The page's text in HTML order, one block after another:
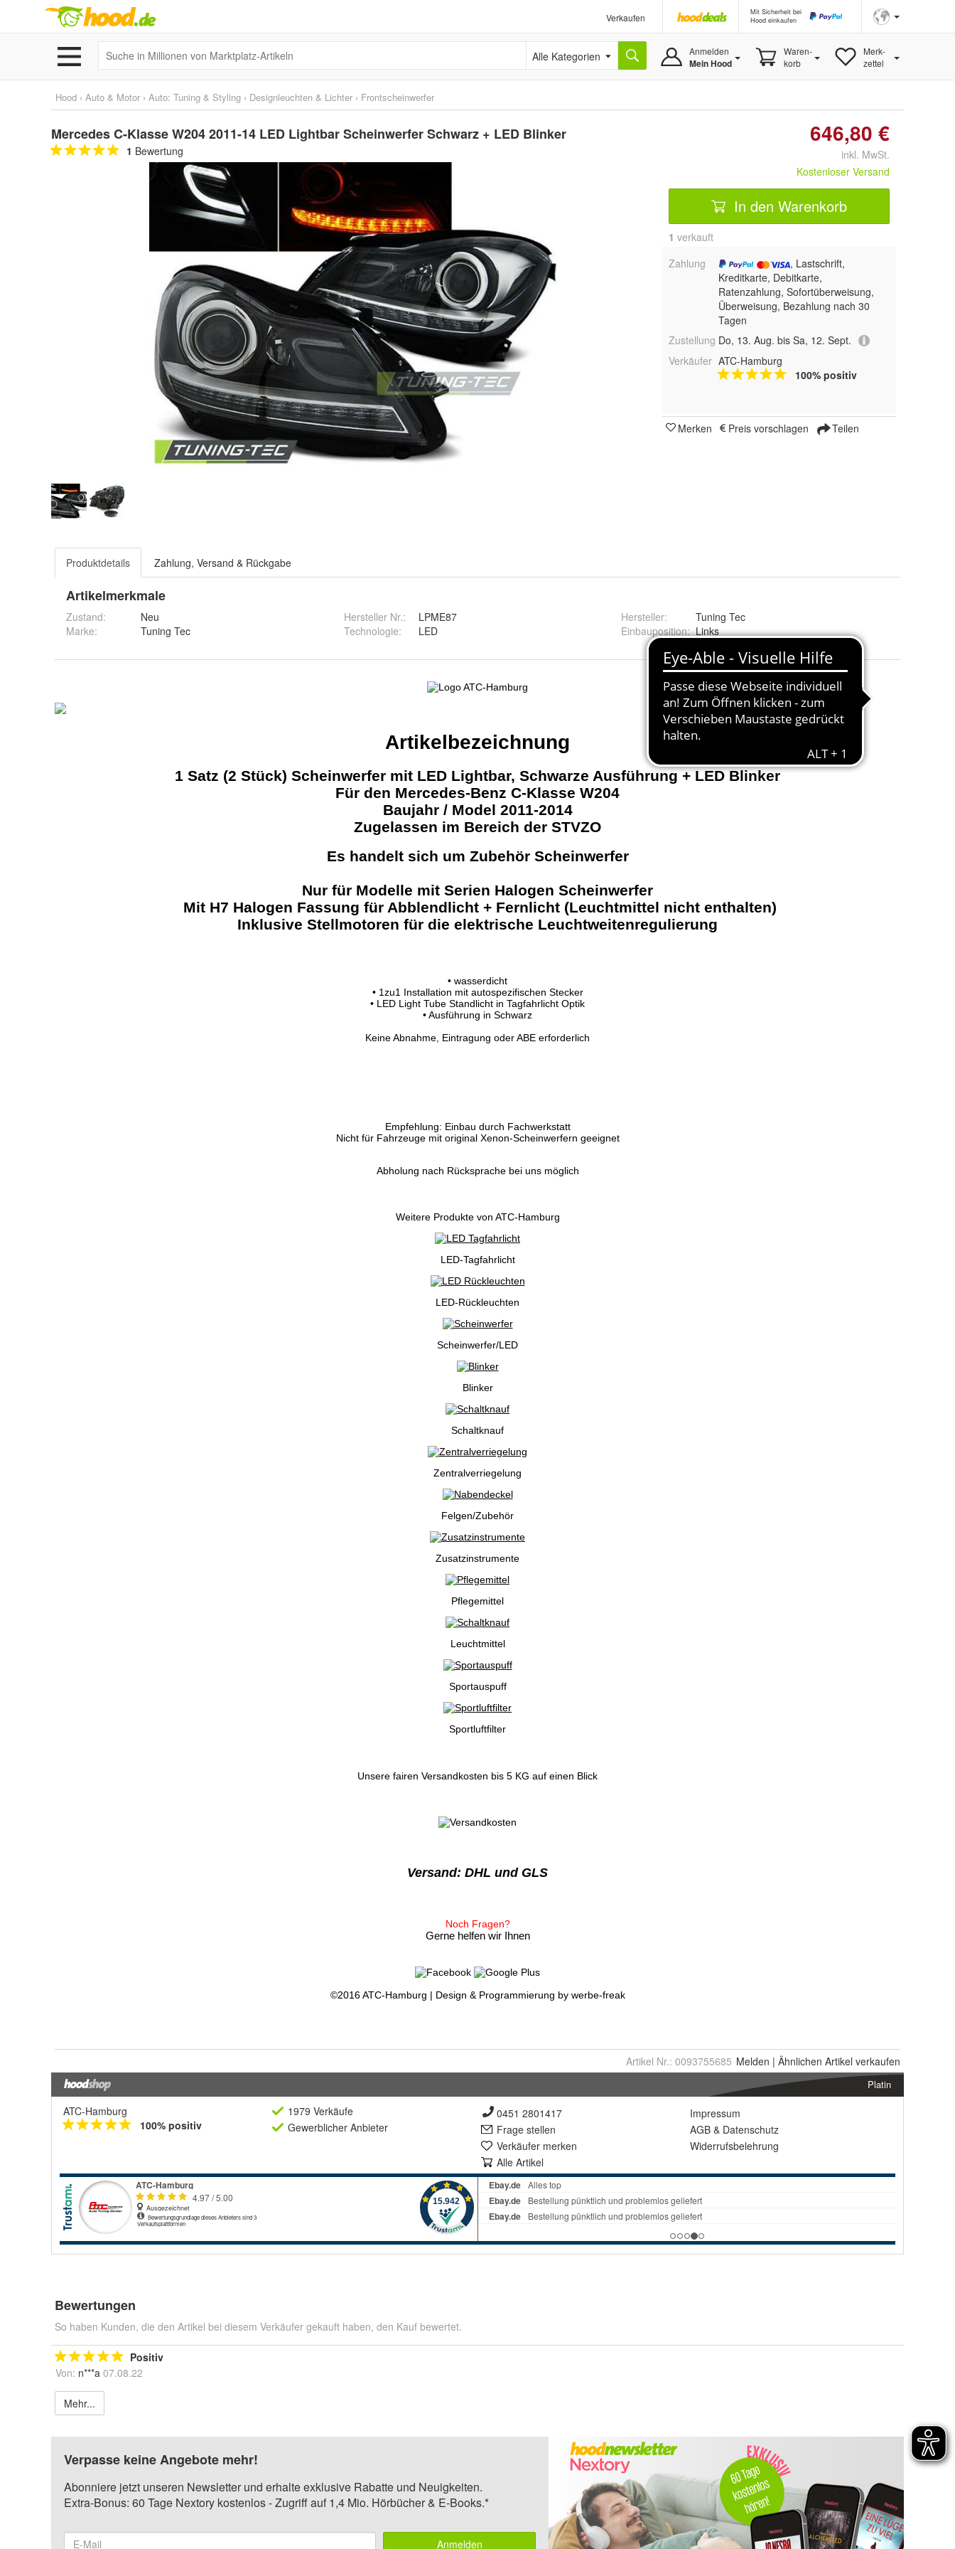
Verkaufen
Mit Sicherheit bei
Hood einkaufen
Alle Kategorien Anmelden
Mein Hood
Waren-
korb
Merk-
zettel
Hood › Auto & Motor › Auto: Tuning & Styling › Designleuchten & Lichter › Frontscheinwerfer
Mercedes C-Klasse W204 2011-14 LED Lightbar Scheinwerfer Schwarz + LED Blinker
1 Bewertung
646,80 €
inkl. MwSt.
Kostenloser Versand
In den Warenkorb
1 verkauft
Zahlung
, Lastschrift,
Kreditkarte, Debitkarte,
Ratenzahlung, Sofortüberweisung,
Überweisung, Bezahlung nach 30
Tagen
Zustellung Do, 13. Aug. bis Sa, 12. Sept.
Verkäufer ATC-Hamburg
100% positiv
Merken Preis vorschlagen Teilen
Produktdetails Zahlung, Versand & Rückgabe
Artikelmerkmale
Zustand:
Neu
Marke:
Tuning Tec
Hersteller Nr.:
LPME87
Technologie: LED
Hersteller:
Tuning Tec
Einbauposition: Links
Artikel Nr.: 0093755685 Melden | Ähnlichen Artikel verkaufen
Platin
ATC-Hamburg
100% positiv
1979 Verkäufe
Gewerblicher Anbieter
0451 2801417
Frage stellen
Verkäufer merken
Alle Artikel
Impressum
AGB & Datenschutz
Widerrufsbelehrung
Bewertungen
So haben Kunden, die den Artikel bei diesem Verkäufer gekauft haben, den Kauf bewertet.
Positiv
Von: n***a 07.08.22
Mehr...
Verpasse keine Angebote mehr!
Abonniere jetzt unseren Newsletter und erhalte exklusive Rabatte und Neuigkeiten.
Extra-Bonus: 60 Tage Nextory kostenlos - Zugriff auf 1,4 Mio. Hörbücher & E-Books.*
Anmelden